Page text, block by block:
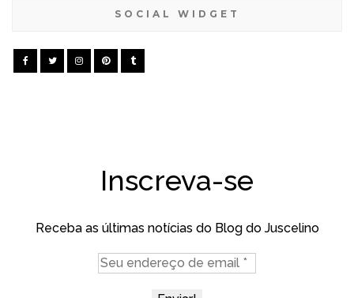
SOCIAL WIDGET
Inscreva-se
Receba as últimas notícias do Blog do Juscelino